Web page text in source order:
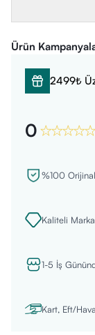
Ürün
2499₺
0
%100
Kaliteli
1-5 İş
Kart, Eft/